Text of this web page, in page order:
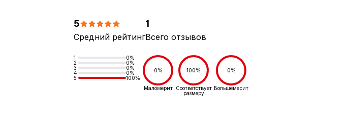
5
Средний рейтинг
1
Всего отзывов
1
0%
2
0%
3
0%
4
0%
5
100%
0%
Маломерит
100%
Соответствует
размеру
0%
Большемерит